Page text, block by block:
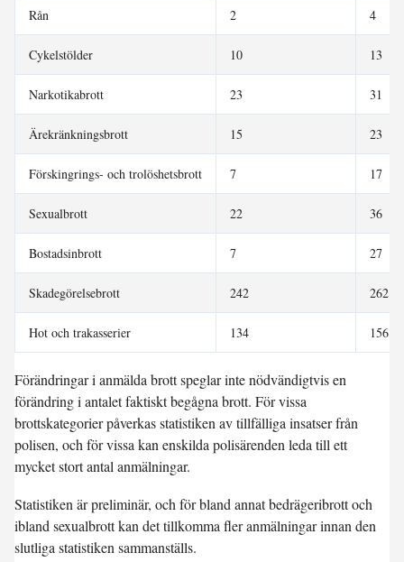
Rån 2 4
Cykelstölder 10 13
Narkotikabrott 23 31
Ärekränkningsbrott 15 23
Förskingrings- och trolöshetsbrott 7 17
Sexualbrott 22 36
Bostadsinbrott 7 27
Skadegörelsebrott 242 262
Hot och trakasserier 134 156
Förändringar i anmälda brott speglar inte nödvändigtvis en
förändring i antalet faktiskt begågna brott. För vissa
brottskategorier påverkas statistiken av tillfälliga insatser från
polisen, och för vissa kan enskilda polisärenden leda till ett
mycket stort antal anmälningar.
Statistiken är preliminär, och för bland annat bedrägeribrott och
ibland sexualbrott kan det tillkomma fler anmälningar innan den
slutliga statistiken sammanställs.